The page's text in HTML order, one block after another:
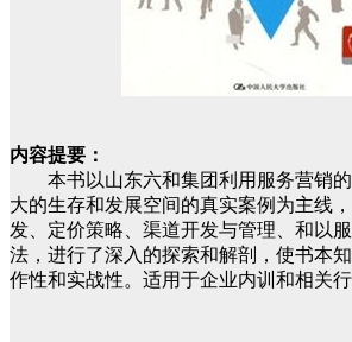
内容提要：
本书以山东六和集团利用服务营销的
大的生存和发展空间的真实案例为主线
发、定价策略、渠道开发与管理、和以
法，进行了深入的探索和解剖，使书本
作性和实战性。适用于企业内训和相关行